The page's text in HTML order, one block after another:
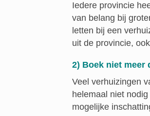
Iedere provincie
van belang bij
letten bij een
uit de provincie,
2) Boek niet meer
Veel verhuizingen
helemaal niet
mogelijke